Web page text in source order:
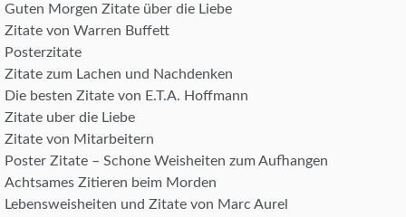
Guten Morgen Zitate über die Liebe
Zitate von Warren Buffett
Posterzitate
Zitate zum Lachen und Nachdenken
Die besten Zitate von E.T.A. Hoffmann
Zitate uber die Liebe
Zitate von Mitarbeitern
Poster Zitate – Schone Weisheiten zum Aufhangen
Achtsames Zitieren beim Morden
Lebensweisheiten und Zitate von Marc Aurel